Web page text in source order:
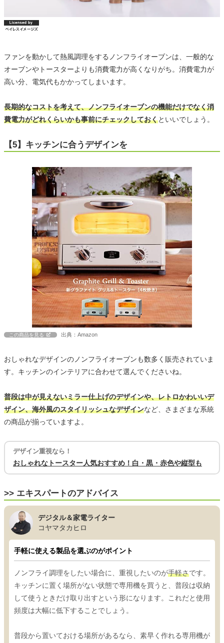
ファンを動かして熱風調理をするノンフライオーブンは、一般的な
オーブンやトースターよりも消費電力が高くなりがち。消費電力が
高い分、電気代もかかってしまいます。
長期的なコストを考えて、ノンフライオーブンの機能だけでなく消
費電力がどれくらいかも事前にチェックしておくといいでしょう。
【5】キッチンに合うデザインを
この商品を見る 出典：Amazon
おしゃれなデザインのノンフライオーブンも数多く販売されていま
す。キッチンのインテリアに合わせて選んでくださいね。
普段は中が見えないミラー仕上げのデザインや、レトロかわいいデ
ザイン、海外風のスタイリッシュなデザインなど、さまざまな系統
の商品が揃っていますよ。
デザイン重視なら！
おしゃれなトースター人気おすすめ！白・黒・赤色や縦型も
>> エキスパートのアドバイス
デジタル＆家電ライター
コヤマタカヒロ
手軽に使える製品を選ぶのがポイント
ノンフライ調理をしたい場合に、重視したいのが手軽さです。
キッチンに置く場所がない状態で専用機を買うと、普段は収納
して使うときだけ取り出すという形になります。これだと使用
頻度は大幅に低下することでしょう。
普段から置いておける場所があるなら、素早く作れる専用機が